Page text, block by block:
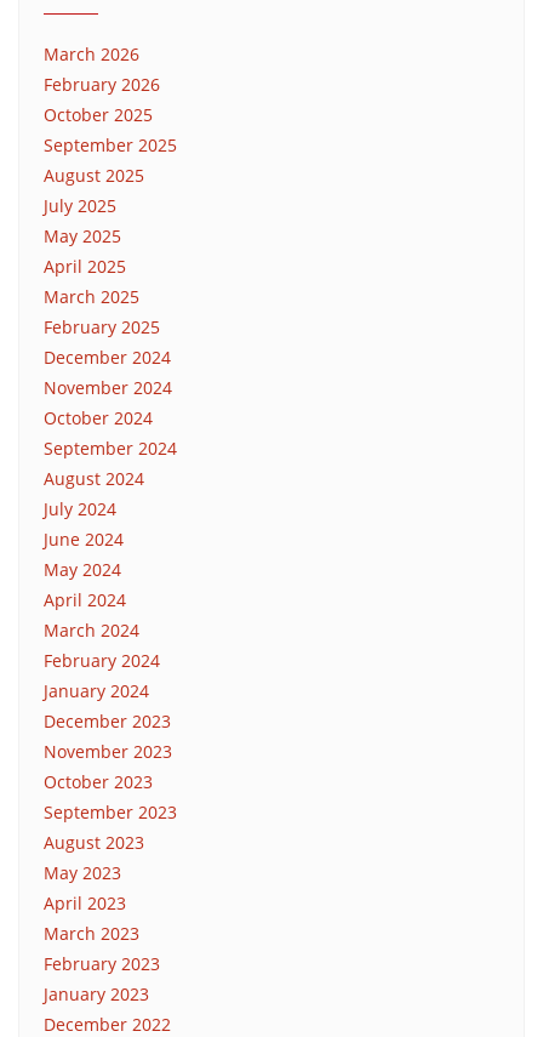
March 2026
February 2026
October 2025
September 2025
August 2025
July 2025
May 2025
April 2025
March 2025
February 2025
December 2024
November 2024
October 2024
September 2024
August 2024
July 2024
June 2024
May 2024
April 2024
March 2024
February 2024
January 2024
December 2023
November 2023
October 2023
September 2023
August 2023
May 2023
April 2023
March 2023
February 2023
January 2023
December 2022